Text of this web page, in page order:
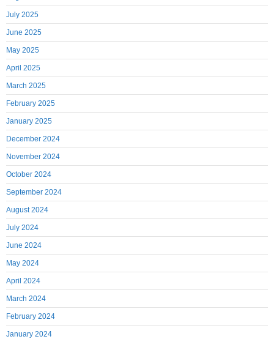
July 2025
June 2025
May 2025
April 2025
March 2025
February 2025
January 2025
December 2024
November 2024
October 2024
September 2024
August 2024
July 2024
June 2024
May 2024
April 2024
March 2024
February 2024
January 2024